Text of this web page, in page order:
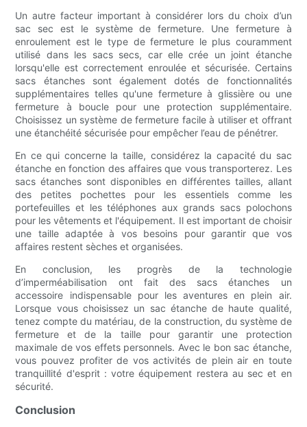
Un autre facteur important à considérer lors du choix d’un
sac sec est le système de fermeture. Une fermeture à
enroulement est le type de fermeture le plus couramment
utilisé dans les sacs secs, car elle crée un joint étanche
lorsqu'elle est correctement enroulée et sécurisée. Certains
sacs étanches sont également dotés de fonctionnalités
supplémentaires telles qu'une fermeture à glissière ou une
fermeture à boucle pour une protection supplémentaire.
Choisissez un système de fermeture facile à utiliser et offrant
une étanchéité sécurisée pour empêcher l’eau de pénétrer.
En ce qui concerne la taille, considérez la capacité du sac
étanche en fonction des affaires que vous transporterez. Les
sacs étanches sont disponibles en différentes tailles, allant
des petites pochettes pour les essentiels comme les
portefeuilles et les téléphones aux grands sacs polochons
pour les vêtements et l'équipement. Il est important de choisir
une taille adaptée à vos besoins pour garantir que vos
affaires restent sèches et organisées.
En conclusion, les progrès de la technologie
d’imperméabilisation ont fait des sacs étanches un
accessoire indispensable pour les aventures en plein air.
Lorsque vous choisissez un sac étanche de haute qualité,
tenez compte du matériau, de la construction, du système de
fermeture et de la taille pour garantir une protection
maximale de vos effets personnels. Avec le bon sac étanche,
vous pouvez profiter de vos activités de plein air en toute
tranquillité d'esprit : votre équipement restera au sec et en
sécurité.
Conclusion